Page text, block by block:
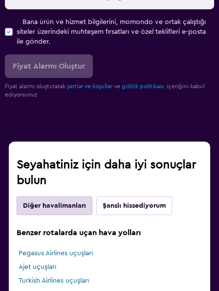
Bana ürün ve hizmet bilgilerini, momondo ve ortak çalıştığı
siteler üzerindeki muhteşem fırsatları ve özel teklifleri e-posta
ile gönder.
Fiyat Alarmı Oluştur
Fiyat alarmı oluşturarak şartlar ve koşullar ve gizlilik politikası.
içeriğini kabul
ediyorsunuz
Seyahatiniz için daha iyi sonuçlar
bulun
Diğer havalimanları Şanslı hissediyorum
Benzer rotalarda uçan hava yolları
Pegasus Airlines uçuşları
Ajet uçuşları
Turkish Airlines uçuşları